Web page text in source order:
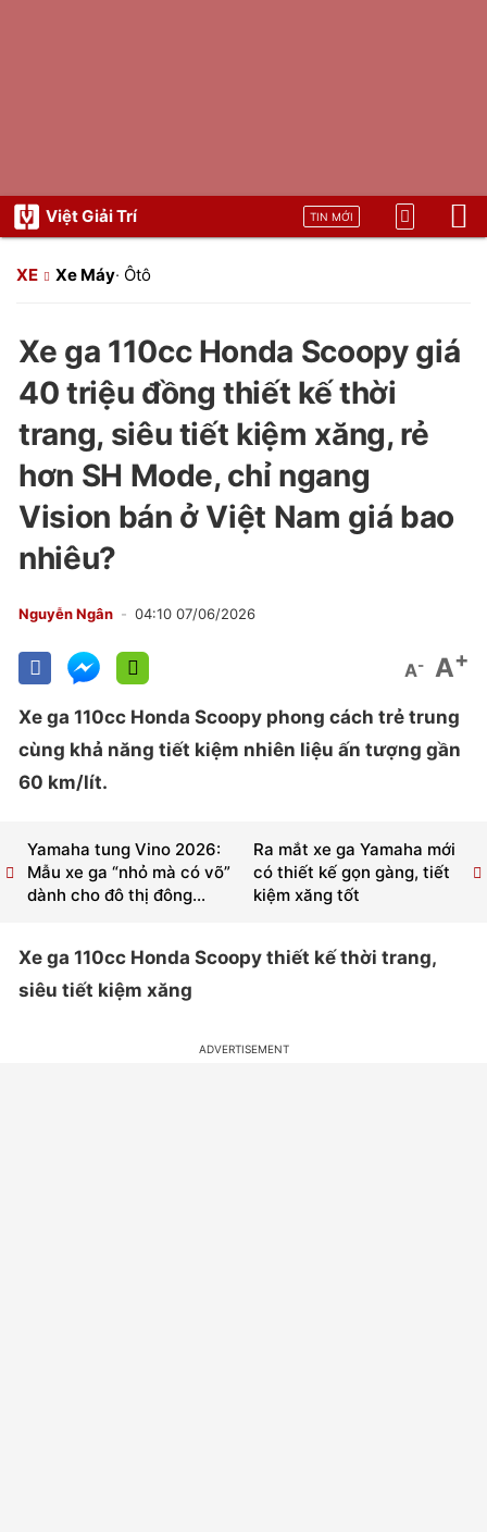
Việt Giải Trí TIN MỚI
XE Xe Máy· Ôtô
Xe ga 110cc Honda Scoopy giá
40 triệu đồng thiết kế thời
trang, siêu tiết kiệm xăng, rẻ
hơn SH Mode, chỉ ngang
Vision bán ở Việt Nam giá bao
nhiêu?
Nguyễn Ngân 04:10 07/06/2026
A- A+
Xe ga 110cc Honda Scoopy phong cách trẻ trung
cùng khả năng tiết kiệm nhiên liệu ấn tượng gần
60 km/lít.
Ra mắt xe ga Yamaha mới
có thiết kế gọn gàng, tiết
kiệm xăng tốt
Yamaha tung Vino 2026:
Mẫu xe ga “nhỏ mà có võ”
dành cho đô thị đông...
Xe ga 110cc Honda Scoopy thiết kế thời trang,
siêu tiết kiệm xăng